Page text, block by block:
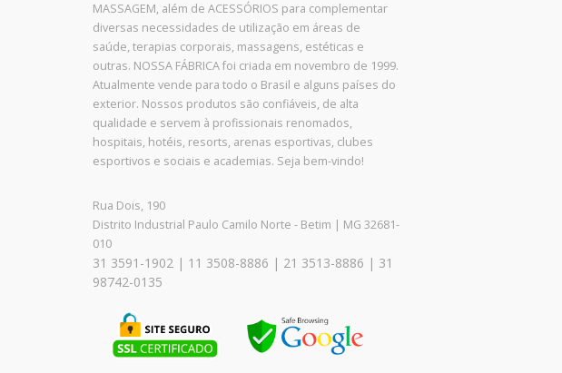
MASSAGEM, além de ACESSÓRIOS para complementar
diversas necessidades de utilização em áreas de
saúde, terapias corporais, massagens, estéticas e
outras. NOSSA FÁBRICA foi criada em novembro de 1999.
Atualmente vende para todo o Brasil e alguns países do
exterior. Nossos produtos são confiáveis, de alta
qualidade e servem à profissionais renomados,
hospitais, hotéis, resorts, arenas esportivas, clubes
esportivos e sociais e academias. Seja bem-vindo!
Rua Dois, 190
Distrito Industrial Paulo Camilo Norte - Betim | MG 32681-
010
31 3591-1902 | 11 3508-8886 | 21 3513-8886 | 31
98742-0135